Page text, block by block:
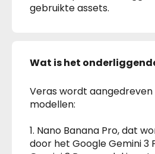
gebruikte assets.
Wat is het
Veras wordt aangedreven
modellen:
1. Nano Banana Pro, dat
door het Google Gemini 3